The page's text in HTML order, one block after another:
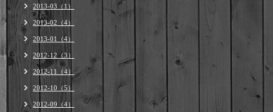
2013-03（1）
2013-02（4）
2013-01（4）
2012-12（3）
2012-11（4）
2012-10（5）
2012-09（4）